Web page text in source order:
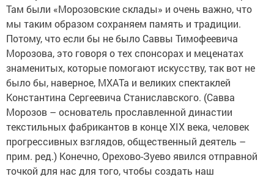
Там были «Морозовские склады» и очень важно, что
мы таким образом сохраняем память и традиции.
Потому, что если бы не было Саввы Тимофеевича
Морозова, это говоря о тех спонсорах и меценатах
знаменитых, которые помогают искусству, так вот не
было бы, наверное, МХАТа и великих спектаклей
Константина Сергеевича Станиславского. (Савва
Морозов – основатель прославленной династии
текстильных фабрикантов в конце XIX века, человек
прогрессивных взглядов, общественный деятель –
прим. ред.) Конечно, Орехово-Зуево явился отправной
точкой для нас для того, чтобы создать наш